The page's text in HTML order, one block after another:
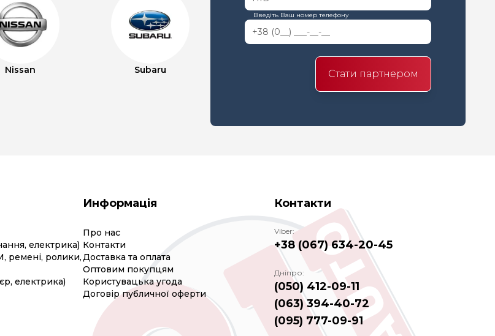
Nissan Subaru
Введіть Ваш номер телефону
Стати партнером
електрика)
ремені, ролики,
електрика)
Информація
Про нас
Контакти
Доставка та оплата
Оптовим покупцям
Користувацька угода
Договір публичної оферти
Контакти
Viber:
+38 (067) 634-20-45
Дніпро:
(050) 412-09-11
(063) 394-40-72
(095) 777-09-91